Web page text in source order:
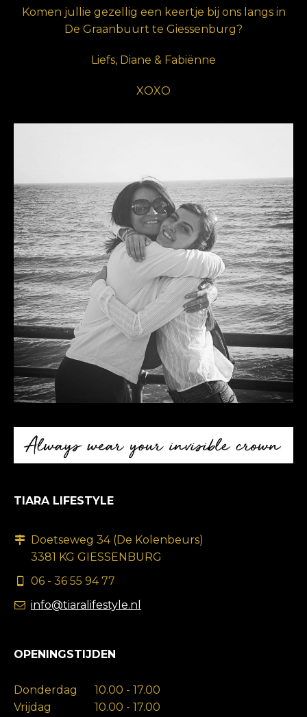
Komen jullie gezellig een keertje bij ons langs in
De Graanbuurt te Giessenburg?
Liefs, Diane & Fabiënne
XOXO
TIARA LIFESTYLE
Doetseweg 34 (De Kolenbeurs)
3381 KG GIESSENBURG
06 - 36 55 94 77
info@tiaralifestyle.nl
OPENINGSTIJDEN
Donderdag
10.00 - 17.00
Vrijdag
10.00 - 17.00